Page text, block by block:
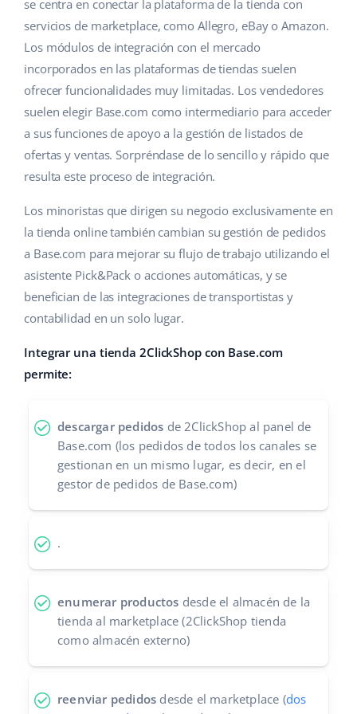
Gestión de envíos
Automatizaciones
Base Connect
IA para e-commerce
Productos infantiles
Electrónica
Piezas de automóviles
Supermercado
Moda
Ayuda
Base Academy
Blog
Servicios
Implementación de sistemas
Auditoría de cuentas
Otros
Calculadora de beneficios
Cooperación y socios
Contáctanos
english (GB)
english (IN)
čeština
deutsch
español (AR)
español (MX)
polski
português (BR)
română
中文
se centra en conectar la plataforma de la tienda con
servicios de marketplace, como Allegro, eBay o Amazon.
Los módulos de integración con el mercado
incorporados en las plataformas de tiendas suelen
ofrecer funcionalidades muy limitadas. Los vendedores
suelen elegir Base.com como intermediario para acceder
a sus funciones de apoyo a la gestión de listados de
ofertas y ventas. Sorpréndase de lo sencillo y rápido que
resulta este proceso de integración.
Los minoristas que dirigen su negocio exclusivamente en
la tienda online también cambian su gestión de pedidos
a Base.com para mejorar su flujo de trabajo utilizando el
asistente Pick&Pack o acciones automáticas, y se
benefician de las integraciones de transportistas y
contabilidad en un solo lugar.
Integrar una tienda 2ClickShop con Base.com
permite:
descargar pedidos de 2ClickShop al panel de
Base.com (los pedidos de todos los canales se
gestionan en un mismo lugar, es decir, en el
gestor de pedidos de Base.com)
.
enumerar productos desde el almacén de la
tienda al marketplace (2ClickShop tienda
como almacén externo)
reenviar pedidos desde el marketplace (dos